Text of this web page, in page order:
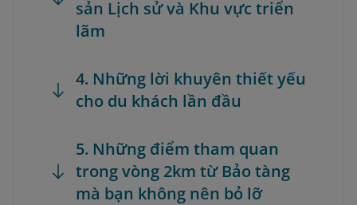
sản Lịch sử và Khu vực triển
lãm
4. Những lời khuyên thiết yếu
cho du khách lần đầu
5. Những điểm tham quan
trong vòng 2km từ Bảo tàng
mà bạn không nên bỏ lỡ